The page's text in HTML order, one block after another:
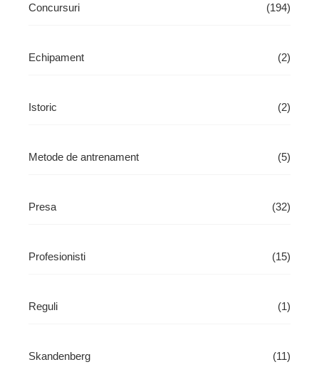
Concursuri (194)
Echipament (2)
Istoric (2)
Metode de antrenament (5)
Presa (32)
Profesionisti (15)
Reguli (1)
Skandenberg (11)